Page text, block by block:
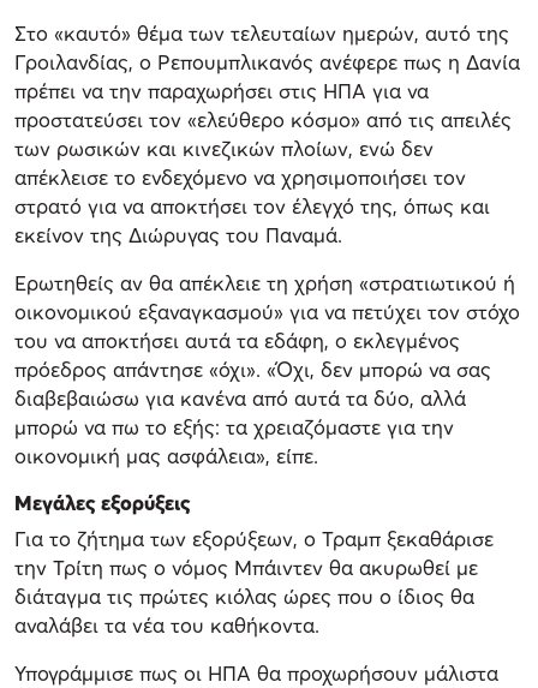
Στο «καυτό» θέμα των τελευταίων ημερών, αυτό της
Γροιλανδίας, ο Ρεπουμπλικανός ανέφερε πως η Δανία
πρέπει να την παραχωρήσει στις ΗΠΑ για να
προστατεύσει τον «ελεύθερο κόσμο» από τις απειλές
των ρωσικών και κινεζικών πλοίων, ενώ δεν
απέκλεισε το ενδεχόμενο να χρησιμοποιήσει τον
στρατό για να αποκτήσει τον έλεγχό της, όπως και
εκείνον της Διώρυγας του Παναμά.
Ερωτηθείς αν θα απέκλειε τη χρήση «στρατιωτικού ή
οικονομικού εξαναγκασμού» για να πετύχει τον στόχο
του να αποκτήσει αυτά τα εδάφη, ο εκλεγμένος
πρόεδρος απάντησε «όχι». «Όχι, δεν μπορώ να σας
διαβεβαιώσω για κανένα από αυτά τα δύο, αλλά
μπορώ να πω το εξής: τα χρειαζόμαστε για την
οικονομική μας ασφάλεια», είπε.
Μεγάλες εξορύξεις
Για το ζήτημα των εξορύξεων, ο Τραμπ ξεκαθάρισε
την Τρίτη πως ο νόμος Μπάιντεν θα ακυρωθεί με
διάταγμα τις πρώτες κιόλας ώρες που ο ίδιος θα
αναλάβει τα νέα του καθήκοντα.
Υπογράμμισε πως οι ΗΠΑ θα προχωρήσουν μάλιστα